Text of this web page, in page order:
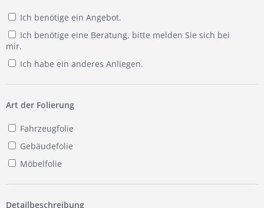
Lexikon
Video
Ich benötige ein Angebot.
Ich benötige eine Beratung, bitte melden Sie sich bei
mir.
Ich habe ein anderes Anliegen.
Art der Folierung
Fahrzeugfolie
Gebäudefolie
Möbelfolie
Detailbeschreibung